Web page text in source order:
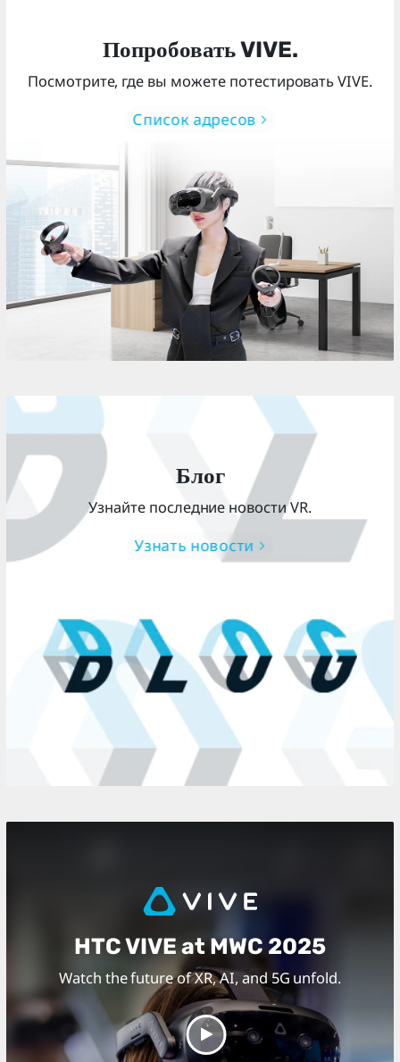
Попробовать VIVE.
Посмотрите, где вы можете потестировать VIVE.
Список адресов
Блог
Узнайте последние новости VR.
Узнать новости
HTC VIVE at MWC 2025
Watch the future of XR, AI, and 5G unfold.
Play
Video